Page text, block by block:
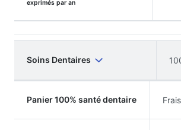
exprimés par an
Soins Dentaires
Panier 100% santé dentaire